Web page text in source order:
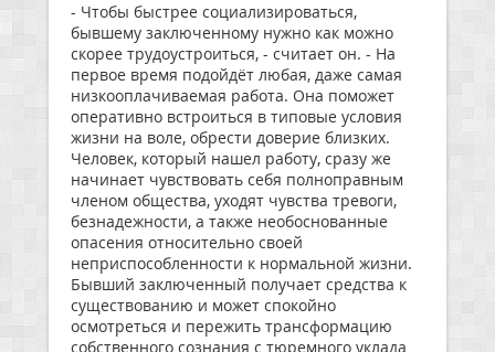
- Чтобы быстрее социализироваться,
бывшему заключенному нужно как можно
скорее трудоустроиться, - считает он. - На
первое время подойдёт любая, даже самая
низкооплачиваемая работа. Она поможет
оперативно встроиться в типовые условия
жизни на воле, обрести доверие близких.
Человек, который нашел работу, сразу же
начинает чувствовать себя полноправным
членом общества, уходят чувства тревоги,
безнадежности, а также необоснованные
опасения относительно своей
неприспособленности к нормальной жизни.
Бывший заключенный получает средства к
существованию и может спокойно
осмотреться и пережить трансформацию
собственного сознания с тюремного уклада